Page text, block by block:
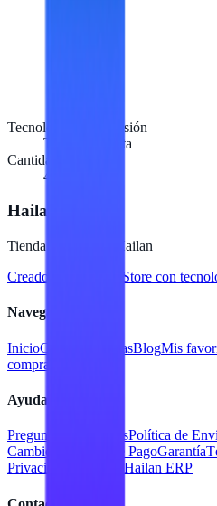
Tecnología de impresión
Térmica directa
Cantidad
4 Rollos
Hailan Store
Tienda en línea de Hailan
Creado para
Hailan Store con
Navegación
InicioCatálogo MarcasBlogMis
compra
Ayuda
Preguntas FrecuentesPolítica de
Cambios
Métodos de PagoGarantía
Privacidad
Servicios Hailan ERP